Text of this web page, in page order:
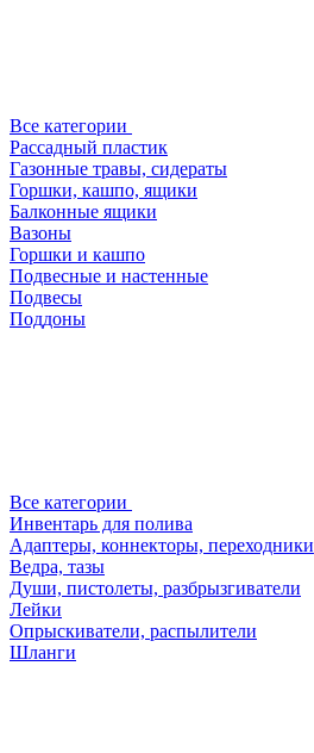
Все категории
Рассадный пластик
Газонные травы, сидераты
Горшки, кашпо, ящики
Балконные ящики
Вазоны
Горшки и кашпо
Подвесные и настенные
Подвесы
Поддоны
Все категории
Инвентарь для полива
Адаптеры, коннекторы, переходники
Ведра, тазы
Души, пистолеты, разбрызгиватели
Лейки
Опрыскиватели, распылители
Шланги